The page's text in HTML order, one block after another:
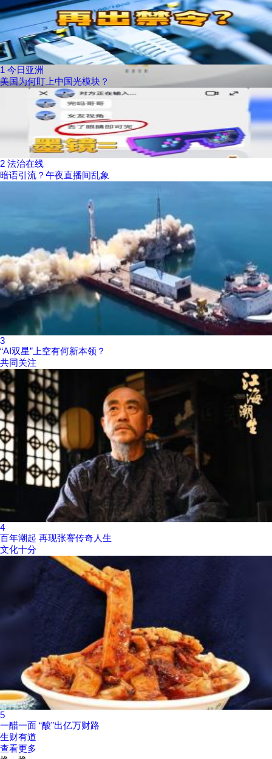
1 今日亚洲
美国为何盯上中国光模块？
2 法治在线
暗语引流？午夜直播间乱象
3
“AI双星”上空有何新本领？
共同关注
4
百年潮起 再现张謇传奇人生
文化十分
5
一醋一面 “酸”出亿万财路
生财有道
查看更多